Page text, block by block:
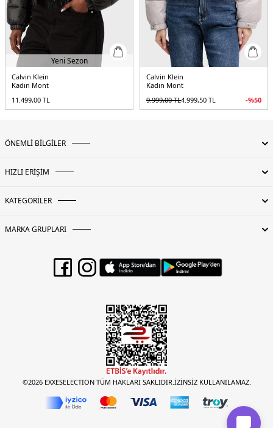
Yeni Sezon
Calvin Klein
Kadın Mont
11.499,00 TL
Calvin Klein
Kadın Mont
9.999,00TL4.999,50 TL -%50
ÖNEMLİ BİLGİLER
HIZLI ERİŞİM
KATEGORİLER
MARKA GRUPLARI
©2026 EXXESELECTION TÜM HAKLARI SAKLIDIR.İZİNSİZ KULLANILAMAZ.